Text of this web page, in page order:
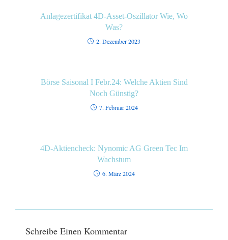
Anlagezertifikat 4D-Asset-Oszillator Wie, Wo
Was?
2. Dezember 2023
Börse Saisonal I Febr.24: Welche Aktien Sind
Noch Günstig?
7. Februar 2024
4D-Aktiencheck: Nynomic AG Green Tec Im
Wachstum
6. März 2024
Schreibe Einen Kommentar